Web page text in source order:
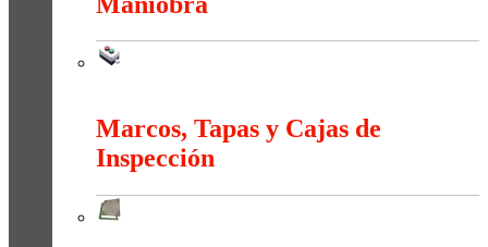
Marcos, Tapas y Cajas de
Inspección